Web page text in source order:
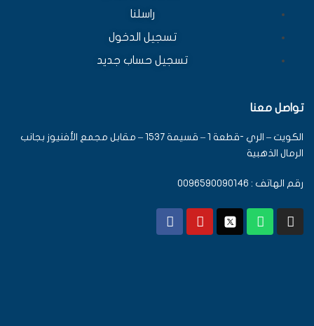
راسلنا
تسجيل الدخول
تسجيل حساب جديد
تواصل معنا
الكويت – الري -قطعة 1 – قسيمة 1537 – مقابل مجمع الأفنيوز بجانب
الرمال الذهبية
رقم الهاتف : 0096590090146